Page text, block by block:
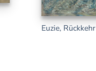
Euzie, Rückkehr